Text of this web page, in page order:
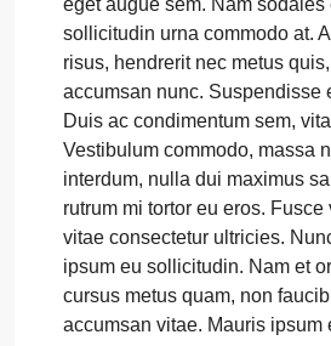
eget augue sem. Nam sodales
sollicitudin urna commodo at.
risus, hendrerit nec metus
accumsan nunc. Suspendisse
Duis ac condimentum sem,
Vestibulum commodo, massa
interdum, nulla dui maximus
rutrum mi tortor eu eros.
vitae consectetur ultricies.
ipsum eu sollicitudin. Nam et
cursus metus quam, non
accumsan vitae. Mauris ipsum